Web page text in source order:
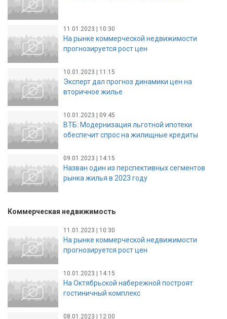
11.01.2023 | 10:30
На рынке коммерческой недвижимости
прогнозируется рост цен
10.01.2023 | 11:15
Эксперт дал прогноз динамики цен на
вторичное жилье
10.01.2023 | 09:45
ВТБ: Модернизация льготной ипотеки
обеспечит спрос на жилищные кредиты
09.01.2023 | 14:15
Назван один из перспективных сегментов
рынка жилья в 2023 году
Коммерческая недвижимость
11.01.2023 | 10:30
На рынке коммерческой недвижимости
прогнозируется рост цен
10.01.2023 | 14:15
На Октябрьской набережной построят
гостиничный комплекс
08.01.2023 | 12:00